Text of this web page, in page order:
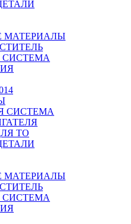
МАТЕРИАЛЫ
СИСТЕМА
СИСТЕМА
ТО
МАТЕРИАЛЫ
СИСТЕМА